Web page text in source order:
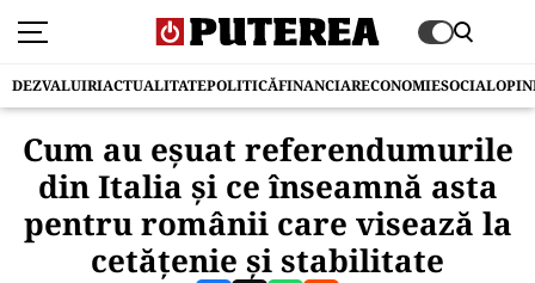
DEZVALUIRIACTUALITATEPOLITICĂFINANCIARECONOMIESOCIAL
Cum au eşuat referendumurile
din Italia şi ce înseamnă asta
pentru românii care visează la
cetăţenie şi stabilitate